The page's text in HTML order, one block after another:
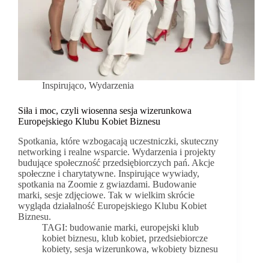
Inspirująco, Wydarzenia
Siła i moc, czyli wiosenna sesja wizerunkowa
Europejskiego Klubu Kobiet Biznesu
Spotkania, które wzbogacają uczestniczki, skuteczny
networking i realne wsparcie. Wydarzenia i projekty
budujące społeczność przedsiębiorczych pań. Akcje
społeczne i charytatywne. Inspirujące wywiady,
spotkania na Zoomie z gwiazdami. Budowanie
marki, sesje zdjęciowe. Tak w wielkim skrócie
wygląda działalność Europejskiego Klubu Kobiet
Biznesu.
TAGI: budowanie marki,europejski klub
kobiet biznesu, klub kobiet, przedsiebiorcze
kobiety, sesja wizerunkowa, wkobiety biznesu